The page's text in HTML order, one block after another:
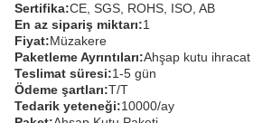
Sertifika:CE, SGS, ROHS, ISO, AB
En az sipariş miktarı:1
Fiyat:Müzakere
Paketleme Ayrıntıları:Ahşap kutu ihracat
Teslimat süresi:1-5 gün
Ödeme şartları:T/T
Tedarik yeteneği:10000/ay